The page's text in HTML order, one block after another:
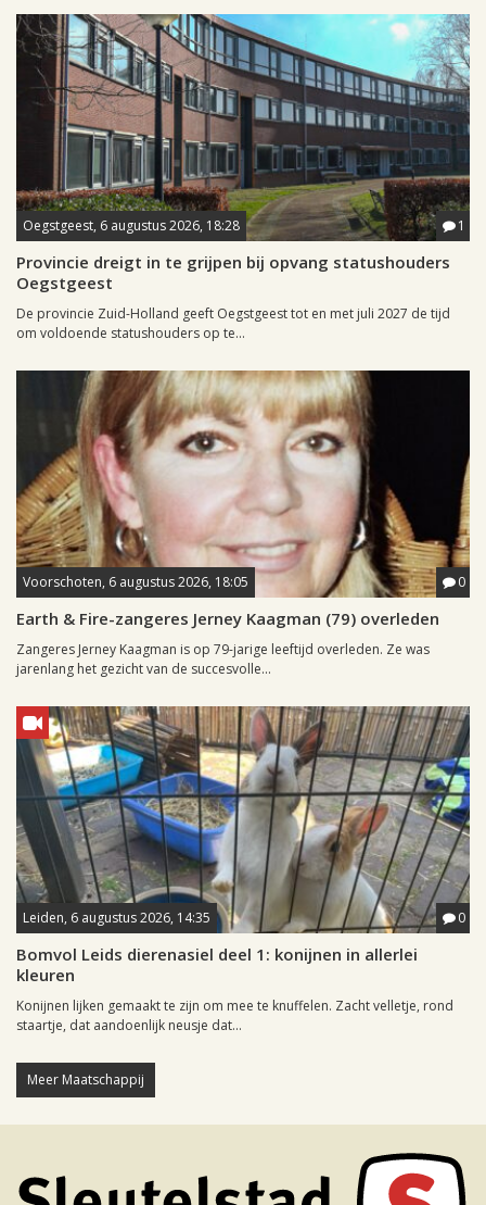
Oegstgeest, 6 augustus 2026, 18:28 1
Provincie dreigt in te grijpen bij opvang statushouders
Oegstgeest
De provincie Zuid-Holland geeft Oegstgeest tot en met juli 2027 de tijd
om voldoende statushouders op te...
Voorschoten, 6 augustus 2026, 18:05 0
Earth & Fire-zangeres Jerney Kaagman (79) overleden
Zangeres Jerney Kaagman is op 79-jarige leeftijd overleden. Ze was
jarenlang het gezicht van de succesvolle...
Leiden, 6 augustus 2026, 14:35 0
Bomvol Leids dierenasiel deel 1: konijnen in allerlei
kleuren
Konijnen lijken gemaakt te zijn om mee te knuffelen. Zacht velletje, rond
staartje, dat aandoenlijk neusje dat...
Meer Maatschappij